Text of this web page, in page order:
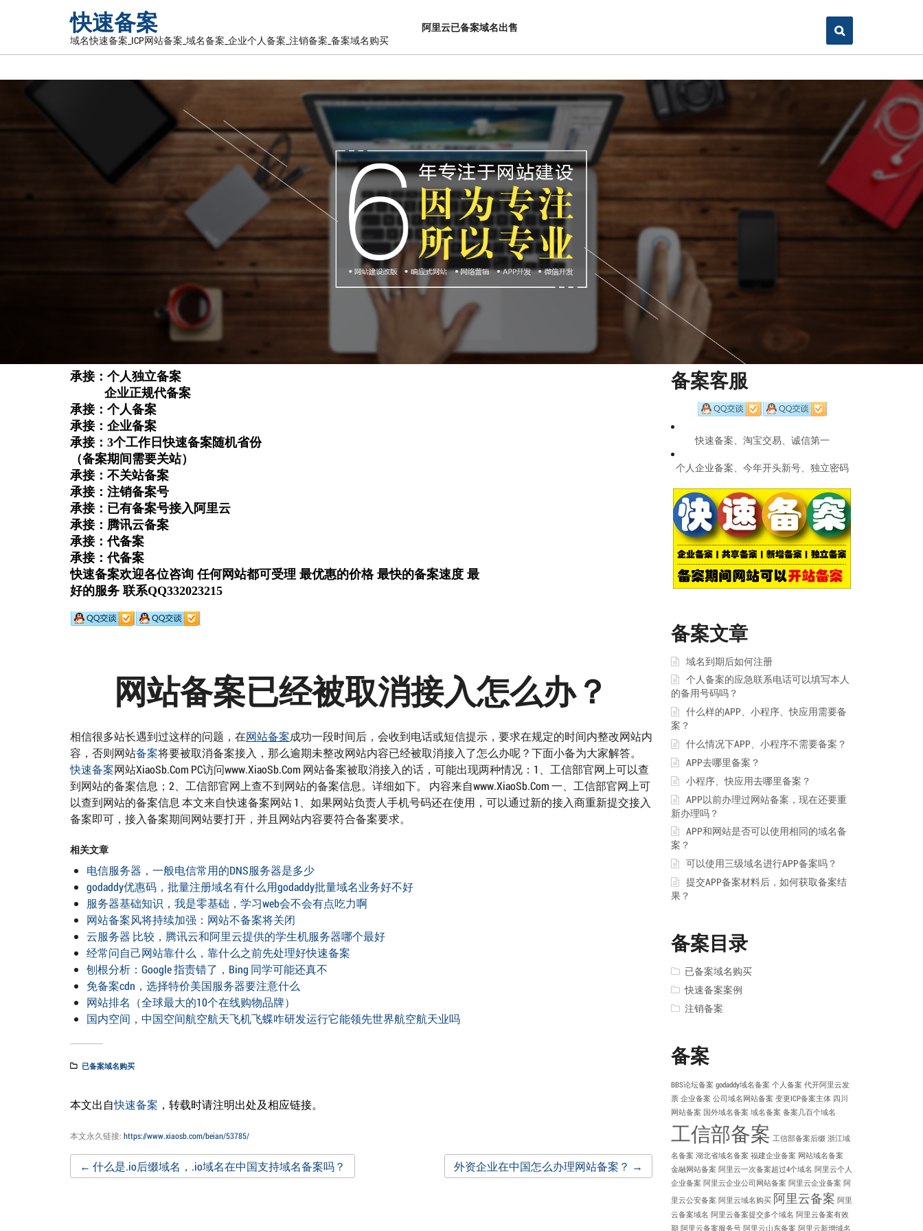
快速备案
域名快速备案_ICP网站备案_域名备案_企业个人备案_注销备案_备案域名购买
阿里云已备案域名出售
网站备案已经被取消接入怎么办？
相信很多站长遇到过这样的问题，在网站备案成功一段时间后，会收到电话或短信提示，要求在规定的时间内整改网站内
容，否则网站备案将要被取消备案接入，那么逾期未整改网站内容已经被取消接入了怎么办呢？下面小备为大家解答。
快速备案网站XiaoSb.Com PC访问www.XiaoSb.Com 网站备案被取消接入的话，可能出现两种情况：1、工信部官网上可以查
到网站的备案信息；2、工信部官网上查不到网站的备案信息。详细如下。 内容来自www.XiaoSb.Com 一、工信部官网上可
以查到网站的备案信息 本文来自快速备案网站 1、如果网站负责人手机号码还在使用，可以通过新的接入商重新提交接入
备案即可，接入备案期间网站要打开，并且网站内容要符合备案要求。
相关文章
电信服务器，一般电信常用的DNS服务器是多少
godaddy优惠码，批量注册域名有什么用godaddy批量域名业务好不好
服务器基础知识，我是零基础，学习web会不会有点吃力啊
网站备案风将持续加强：网站不备案将关闭
云服务器 比较，腾讯云和阿里云提供的学生机服务器哪个最好
经常问自己网站靠什么，靠什么之前先处理好快速备案
刨根分析：Google 指责错了，Bing 同学可能还真不
免备案cdn，选择特价美国服务器要注意什么
网站排名（全球最大的10个在线购物品牌）
国内空间，中国空间航空航天飞机飞蝶咋研发运行它能领先世界航空航天业吗
已备案域名购买
本文出自快速备案 ，转载时请注明出处及相应链接。
本文永久链接: https://www.xiaosb.com/beian/53785/
Post
← 什么是.io后缀域名，.io域名在中国支持域名备案吗？ 外资企业在中国怎么办理网站备案？ →
备案客服
快速备案、淘宝交易、诚信第一
个人企业备案、今年开头新号、独立密码
备案文章
域名到期后如何注册
个人备案的应急联系电话可以填写本人
的备用号码吗？
什么样的APP、小程序、快应用需要备
案？
什么情况下APP、小程序不需要备案？
APP去哪里备案？
小程序、快应用去哪里备案？
APP以前办理过网站备案，现在还要重
新办理吗？
APP和网站是否可以使用相同的域名备
案？
可以使用三级域名进行APP备案吗？
提交APP备案材料后，如何获取备案结
果？
备案目录
已备案域名购买
快速备案案例
注销备案
备案
BBS论坛备案 godaddy域名备案 个人备案 代开阿里云发
票 企业备案 公司域名网站备案 变更ICP备案主体 四川
网站备案 国外域名备案 域名备案 备案几百个域名
工信部备案 工信部备案后缀 浙江域
名备案 湖北省域名备案 福建企业备案 网站域名备案
金融网站备案 阿里云一次备案超过4个域名 阿里云个人
企业备案 阿里云企业公司网站备案 阿里云企业备案 阿
里云公安备案 阿里云域名购买 阿里云备案 阿里
云备案域名 阿里云备案提交多个域名 阿里云备案有效
期 阿里云备案服务号 阿里云山东备案 阿里云新增域名